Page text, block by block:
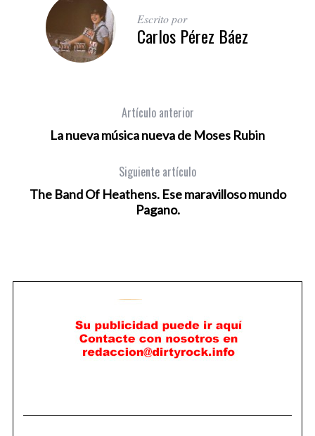
Escrito por
Carlos Pérez Báez
Artículo anterior
La nueva música nueva de Moses Rubin
Siguiente artículo
The Band Of Heathens. Ese maravilloso mundo
Pagano.